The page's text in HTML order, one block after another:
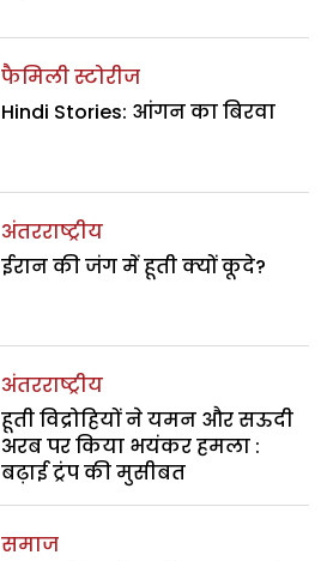
फैमिली स्टोरीज
Hindi Stories: आंगन का बिरवा
अंतरराष्ट्रीय
ईरान की जंग में हूती क्यों कूदे?
अंतरराष्ट्रीय
हूती विद्रोहियों ने यमन और सऊदी
अरब पर किया भयंकर हमला :
बढ़ाई ट्रंप की मुसीबत
समाज